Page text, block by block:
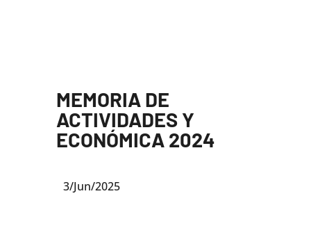
MEMORIA DE
ACTIVIDADES Y
ECONÓMICA 2024
3/Jun/2025